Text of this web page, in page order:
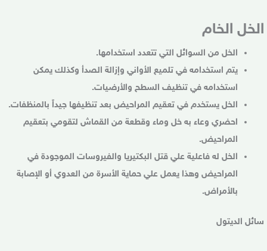
الخل الخام
الخل من السوائل التي تتعدد استخدامها.
يتم استخدامه في تلميع الأواني وإزالة الصدأ وكذلك يمكن
استخدامه في تنظيف السطح والأرضيات.
الخل يستخدم في تعقيم المراحيض بعد تنظيفها جيداً بالمنظفات.
احضري وعاء به خل وماء وقطعة من القماش لتقومي بتعقيم
المراحيض.
الخل له فاعلية علي قتل البكتيريا والفيروسات الموجودة في
المراحيض وهذا يعمل علي حماية الأسرة من العدوي أو الإصابة
بالأمراض.
سائل الديتول